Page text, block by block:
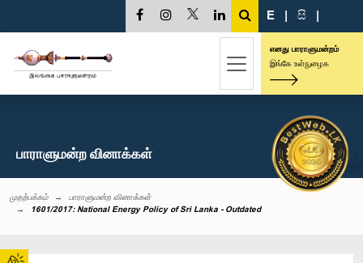
E | සි |
எனது பாராளுமன்றம்
இங்கே உள்நுழைக
பாராளுமன்ற வினாக்கள்
முதற்பக்கம்
பாராளுமன்ற வினாக்கள்
1601/2017: National Energy Policy of Sri Lanka - Outdated